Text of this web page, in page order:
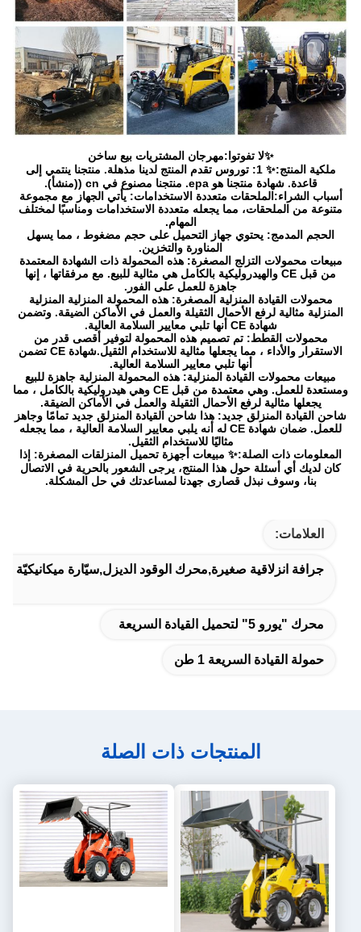
✨لا تفوتوا:مهرجان المشتريات بيع ساخن
ملكية المنتج:✨ 1: توروس تقدم المنتج لدينا مذهلة. منتجنا ينتمي إلى
قاعدة. شهادة منتجنا هو epa. منتجنا مصنوع في cn ((منشأ).
أسباب الشراء:الملحقات متعددة الاستخدامات: يأتي الجهاز مع مجموعة
متنوعة من الملحقات، مما يجعله متعددة الاستخدامات ومناسبًا لمختلف
المهام.
الحجم المدمج: يحتوي جهاز التحميل على حجم مضغوط ، مما يسهل
المناورة والتخزين.
مبيعات محمولات التزلج المصغرة: هذه المحمولة ذات الشهادة المعتمدة
من قبل CE والهيدروليكية بالكامل هي مثالية للبيع. مع مرفقاتها ، إنها
جاهزة للعمل على الفور.
محمولات القيادة المنزلية المصغرة: هذه المحمولة المنزلية المنزلية
المنزلية مثالية لرفع الأحمال الثقيلة والعمل في الأماكن الضيقة. وتضمن
شهادة CE أنها تلبي معايير السلامة العالية.
محمولات القطط: تم تصميم هذه المحمولة لتوفير أقصى قدر من
الاستقرار والأداء ، مما يجعلها مثالية للاستخدام الثقيل.شهادة CE تضمن
أنها تلبي معايير السلامة العالية.
مبيعات محمولات القيادة المنزلية: هذه المحمولة المنزلية جاهزة للبيع
ومستعدة للعمل. وهي معتمدة من قبل CE وهي هيدروليكية بالكامل ، مما
يجعلها مثالية لرفع الأحمال الثقيلة والعمل في الأماكن الضيقة.
شاحن القيادة المنزلق جديد: هذا شاحن القيادة المنزلق جديد تمامًا وجاهز
للعمل. ضمان شهادة CE له أنه يلبي معايير السلامة العالية ، مما يجعله
مثاليًا للاستخدام الثقيل.
المعلومات ذات الصلة:✨ مبيعات أجهزة تحميل المنزلقات المصغرة: إذا
كان لديك أي أسئلة حول هذا المنتج، يرجى الشعور بالحرية في الاتصال
بنا، وسوف نبذل قصارى جهدنا لمساعدتك في حل المشكلة.
العلامات:
جرافة انزلاقية صغيرة,محرك الوقود الديزل,سيّارة ميكانيكيّة
محرك "يورو 5" لتحميل القيادة السريعة
حمولة القيادة السريعة 1 طن
المنتجات ذات الصلة